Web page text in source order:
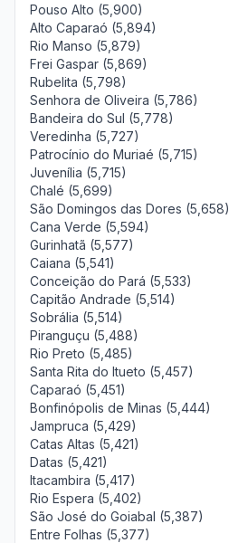
Pouso Alto (5,900)
Alto Caparaó (5,894)
Rio Manso (5,879)
Frei Gaspar (5,869)
Rubelita (5,798)
Senhora de Oliveira (5,786)
Bandeira do Sul (5,778)
Veredinha (5,727)
Patrocínio do Muriaé (5,715)
Juvenília (5,715)
Chalé (5,699)
São Domingos das Dores (5,658)
Cana Verde (5,594)
Gurinhatã (5,577)
Caiana (5,541)
Conceição do Pará (5,533)
Capitão Andrade (5,514)
Sobrália (5,514)
Piranguçu (5,488)
Rio Preto (5,485)
Santa Rita do Itueto (5,457)
Caparaó (5,451)
Bonfinópolis de Minas (5,444)
Jampruca (5,429)
Catas Altas (5,421)
Datas (5,421)
Itacambira (5,417)
Rio Espera (5,402)
São José do Goiabal (5,387)
Entre Folhas (5,377)